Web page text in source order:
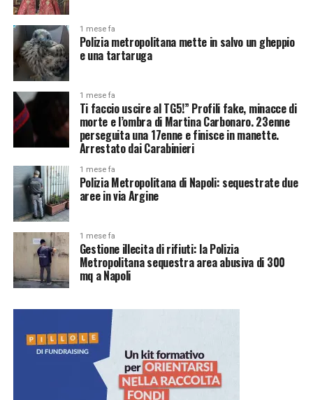
1 mese fa
Polizia metropolitana mette in salvo un gheppio
e una tartaruga
1 mese fa
Ti faccio uscire al TG5!” Profili fake, minacce di
morte e l’ombra di Martina Carbonaro. 23enne
perseguita una 17enne e finisce in manette.
Arrestato dai Carabinieri
1 mese fa
Polizia Metropolitana di Napoli: sequestrate due
aree in via Argine
1 mese fa
Gestione illecita di rifiuti: la Polizia
Metropolitana sequestra area abusiva di 300
mq a Napoli